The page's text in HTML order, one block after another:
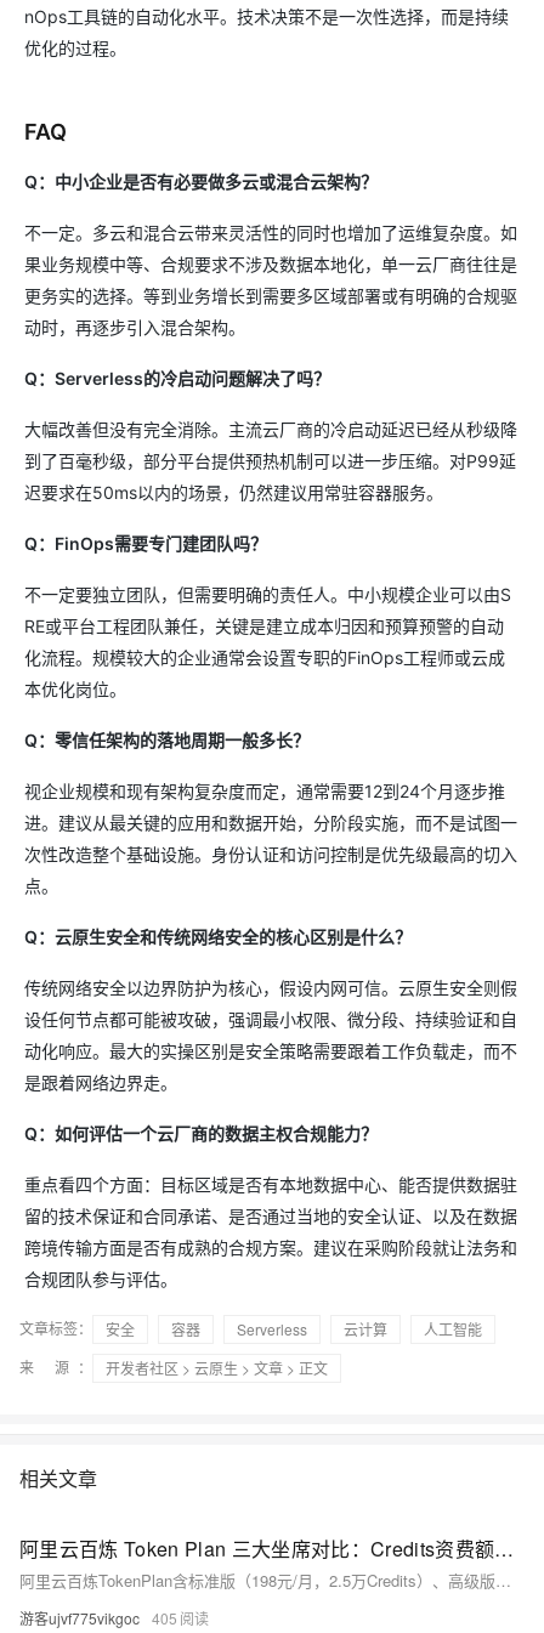
nOps工具链的自动化水平。技术决策不是一次性选择，而是持续
优化的过程。
FAQ
Q：中小企业是否有必要做多云或混合云架构？
不一定。多云和混合云带来灵活性的同时也增加了运维复杂度。如
果业务规模中等、合规要求不涉及数据本地化，单一云厂商往往是
更务实的选择。等到业务增长到需要多区域部署或有明确的合规驱
动时，再逐步引入混合架构。
Q：Serverless的冷启动问题解决了吗？
大幅改善但没有完全消除。主流云厂商的冷启动延迟已经从秒级降
到了百毫秒级，部分平台提供预热机制可以进一步压缩。对P99延
迟要求在50ms以内的场景，仍然建议用常驻容器服务。
Q：FinOps需要专门建团队吗？
不一定要独立团队，但需要明确的责任人。中小规模企业可以由S
RE或平台工程团队兼任，关键是建立成本归因和预算预警的自动
化流程。规模较大的企业通常会设置专职的FinOps工程师或云成
本优化岗位。
Q：零信任架构的落地周期一般多长？
视企业规模和现有架构复杂度而定，通常需要12到24个月逐步推
进。建议从最关键的应用和数据开始，分阶段实施，而不是试图一
次性改造整个基础设施。身份认证和访问控制是优先级最高的切入
点。
Q：云原生安全和传统网络安全的核心区别是什么？
传统网络安全以边界防护为核心，假设内网可信。云原生安全则假
设任何节点都可能被攻破，强调最小权限、微分段、持续验证和自
动化响应。最大的实操区别是安全策略需要跟着工作负载走，而不
是跟着网络边界走。
Q：如何评估一个云厂商的数据主权合规能力？
重点看四个方面：目标区域是否有本地数据中心、能否提供数据驻
留的技术保证和合同承诺、是否通过当地的安全认证、以及在数据
跨境传输方面是否有成熟的合规方案。建议在采购阶段就让法务和
合规团队参与评估。
文章标签： 安全 容器 Serverless 云计算
人工智能
来 源：
开发者社区 > 云原生 > 文章 > 正文
相关文章
阿里云百炼 Token Plan 三大坐席对比：Credits资费额度、Token消耗与性价比分析
阿里云百炼TokenPlan含标准版（198元/月，2.5万Credits）、高级版（698元/月，10万Credits）和尊享版（1398元/月，25万Credits）。经测算，尊享版单Credits仅0.0056元，折合百万Tokens约1.12元，显著低于按量计费（2元/百万Tokens），性价比高，值得订阅。在阿里云百炼平台：https://t.aliyun.com/U/fPVHqY 免费领取千万Tokens
游客ujvf775vikgoc 405